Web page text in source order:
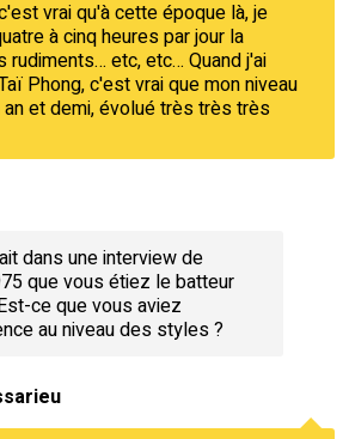
vrai qu'à cette époque là, je
à cinq heures par jour la
rudiments… etc, etc… Quand j'ai
Phong, c'est vrai que mon niveau
an et demi, évolué très très très
dans une interview de
que vous étiez le batteur
ce que vous aviez
au niveau des styles ?